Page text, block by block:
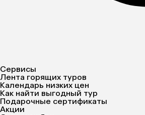
Сервисы
Лента горящих туров
Календарь низких цен
Как найти выгодный тур
Подарочные сертификаты
Акции